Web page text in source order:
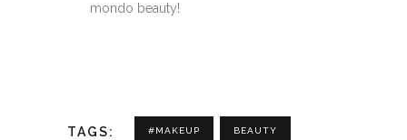
mondo beauty!
TAGS: #MAKEUP BEAUTY